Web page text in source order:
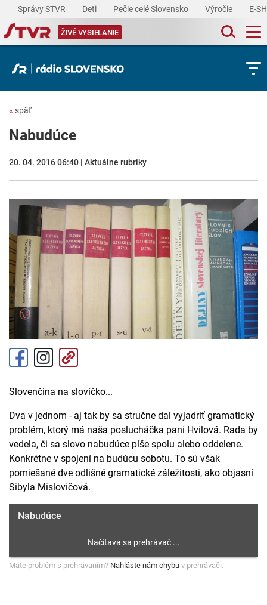
Správy STVR Deti Pečie celé Slovensko Výročie E-
ŽIVÉ VYSIELANIE
« späť
Nabudúce
20. 04. 2016 06:40 | Aktuálne rubriky
Slovenčina na slovíčko...
Dva v jednom - aj tak by sa stručne dal vyjadriť gramatický
problém, ktorý má naša poslucháčka pani Hvilová. Rada by
vedela, či sa slovo nabudúce píše spolu alebo oddelene.
Konkrétne v spojení na budúcu sobotu. To sú však
pomiešané dve odlišné gramatické záležitosti, ako objasní
Sibyla Mislovičová.
Nabudúce
Máte problém s prehrávaním? Nahláste nám chybu v prehrávači.